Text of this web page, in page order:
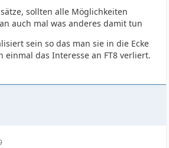
sollten alle Möglichkeiten
auch mal was anderes damit tun
sein so das man sie in die Ecke
einmal das Interesse an FT8 verliert.